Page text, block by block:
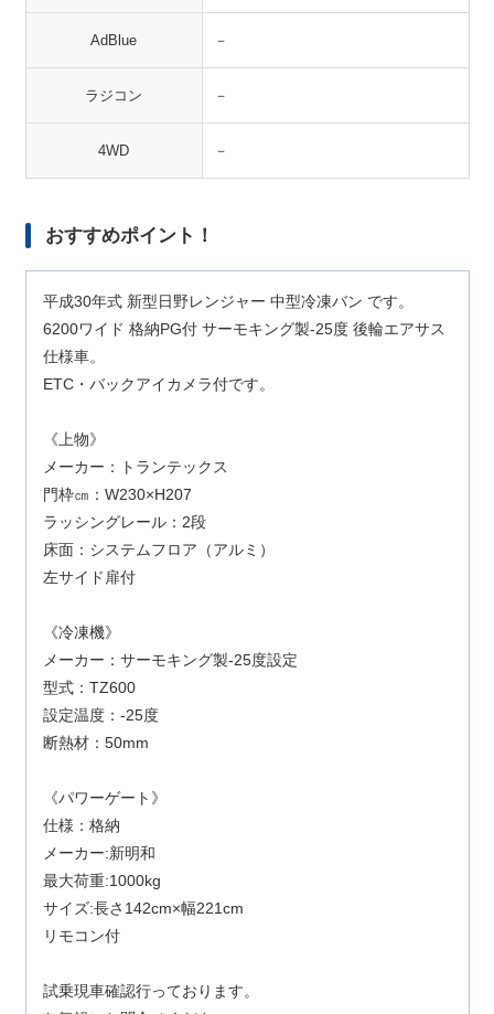
AdBlue －
ラジコン －
4WD －
おすすめポイント！
平成30年式 新型日野レンジャー 中型冷凍バン です。
6200ワイド 格納PG付 サーモキング製-25度 後輪エアサス
仕様車。
ETC・バックアイカメラ付です。
《上物》
メーカー：トランテックス
門枠㎝：W230×H207
ラッシングレール：2段
床面：システムフロア（アルミ）
左サイド扉付
《冷凍機》
メーカー：サーモキング製-25度設定
型式：TZ600
設定温度：-25度
断熱材：50mm
《パワーゲート》
仕様：格納
メーカー:新明和
最大荷重:1000kg
サイズ:長さ142cm×幅221cm
リモコン付
試乗現車確認行っております。